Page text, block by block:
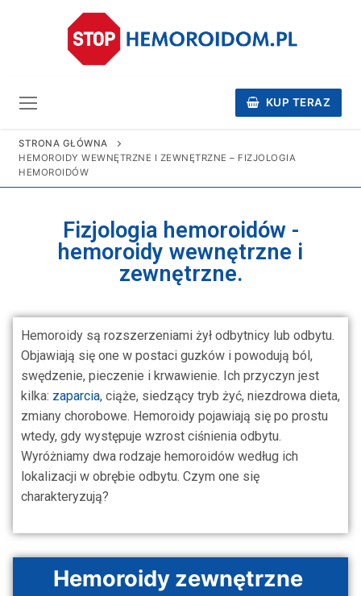
KUP TERAZ
STRONA GŁÓWNA
HEMOROIDY WEWNĘTRZNE I ZEWNĘTRZNE – FIZJOLOGIA
HEMOROIDÓW
Fizjologia hemoroidów -
hemoroidy wewnętrzne i
zewnętrzne.
Hemoroidy są rozszerzeniami żył odbytnicy lub odbytu.
Objawiają się one w postaci guzków i powodują ból,
swędzenie, pieczenie i krwawienie. Ich przyczyn jest
kilka: zaparcia, ciąże, siedzący tryb żyć, niezdrowa dieta,
zmiany chorobowe. Hemoroidy pojawiają się po prostu
wtedy, gdy występuje wzrost ciśnienia odbytu.
Wyróżniamy dwa rodzaje hemoroidów według ich
lokalizacji w obrębie odbytu. Czym one się
charakteryzują?
Hemoroidy zewnętrzne